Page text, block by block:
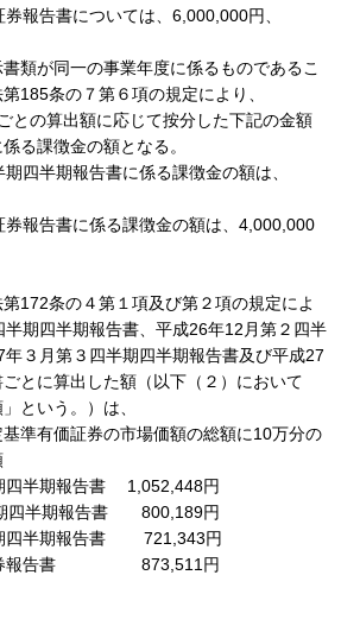
報告書については、6,000,000円、
類が同一の事業年度に係るものであるこ
185条の７第６項の規定により、
との算出額に応じて按分した下記の金額
る課徴金の額となる。
四半期報告書に係る課徴金の額は、
券報告書に係る課徴金の額は、4,000,000
172条の４第１項及び第２項の規定によ
半期四半期報告書、平成26年12月第２四半
３月第３四半期四半期報告書及び平成27
とに算出した額（以下（２）において
という。）は、
準有価証券の市場価額の総額に10万分の
四半期報告書 1,052,448円
四半期報告書 800,189円
四半期報告書 721,343円
証券報告書 873,511円